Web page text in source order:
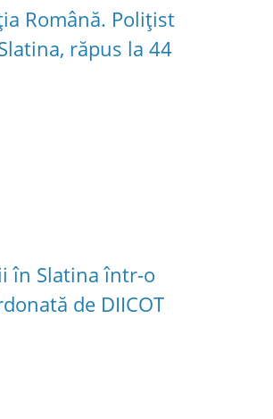
Română. Polițist
răpus la 44
în Slatina într-o
de DIICOT